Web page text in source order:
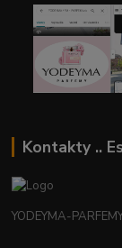
Kontakty ..
YODEYMA-